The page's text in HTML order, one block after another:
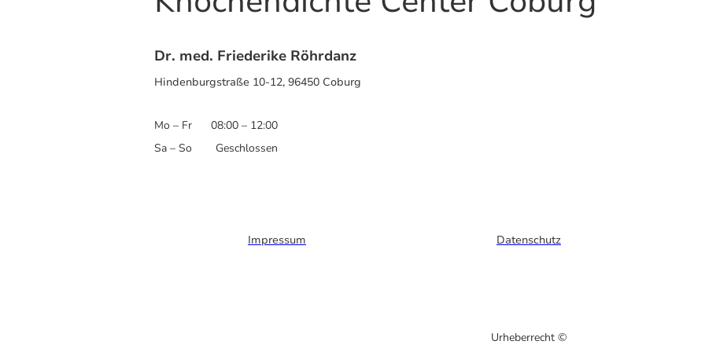
Dr. med. Friederike Röhrdanz
Hindenburgstraße 10-12, 96450 Coburg
Mo – Fr
08:00 – 12:00
Sa – So
Geschlossen
Impressum Datenschutz
Urheberrecht ©